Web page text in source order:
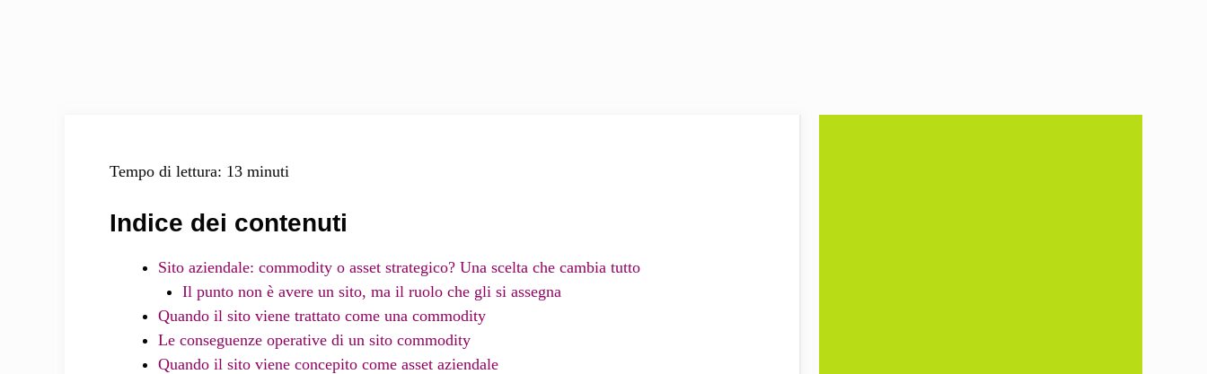
Tempo di lettura: 13 minuti
Indice dei contenuti
Sito aziendale: commodity o asset strategico? Una scelta che cambia tutto
Il punto non è avere un sito, ma il ruolo che gli si assegna
Quando il sito viene trattato come una commodity
Le conseguenze operative di un sito commodity
Quando il sito viene concepito come asset aziendale